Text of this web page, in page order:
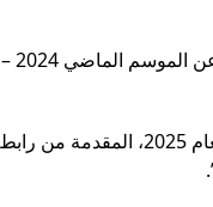
وتصدر النجم المصري محمد صلاح قائمة المرشحين